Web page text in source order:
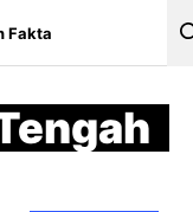
Fakta